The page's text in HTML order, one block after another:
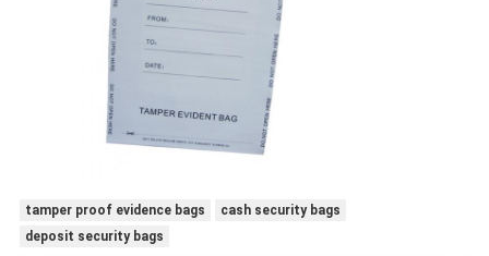
tamper proof evidence bags
cash security bags
deposit security bags